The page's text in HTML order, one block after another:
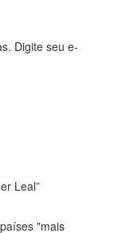
Digite seu e-
Leal”
"mais